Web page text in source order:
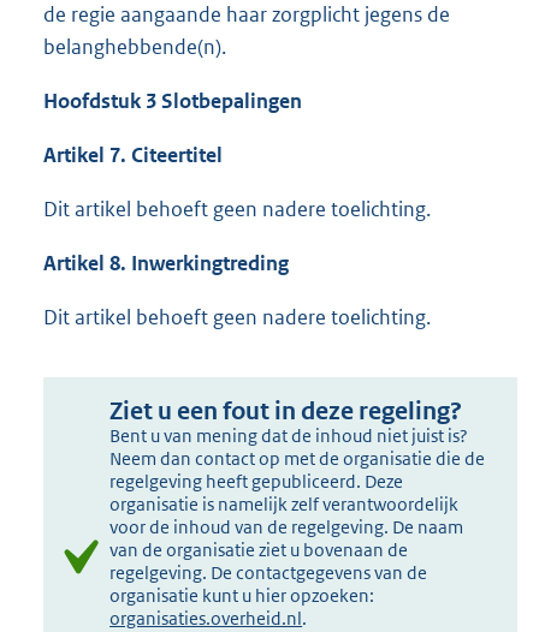
de regie aangaande haar zorgplicht jegens de
belanghebbende(n).
Hoofdstuk 3 Slotbepalingen
Artikel 7. Citeertitel
Dit artikel behoeft geen nadere toelichting.
Artikel 8. Inwerkingtreding
Dit artikel behoeft geen nadere toelichting.
Ziet u een fout in deze regeling?
Bent u van mening dat de inhoud niet juist is?
Neem dan contact op met de organisatie die de
regelgeving heeft gepubliceerd. Deze
organisatie is namelijk zelf verantwoordelijk
voor de inhoud van de regelgeving. De naam
van de organisatie ziet u bovenaan de
regelgeving. De contactgegevens van de
organisatie kunt u hier opzoeken:
organisaties.overheid.nl.